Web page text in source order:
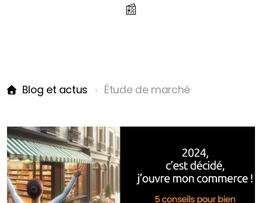
📰
Blog et actus Étude de marché
Sectorisation et développement d'un réseau
Le wiki du géomarketing, du commerce et de la
franchise
Les points conso & tendances